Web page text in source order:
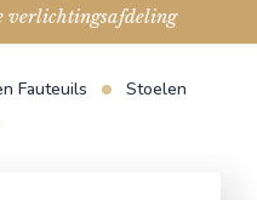
verlichtingsafdeling
Fauteuils
Stoelen